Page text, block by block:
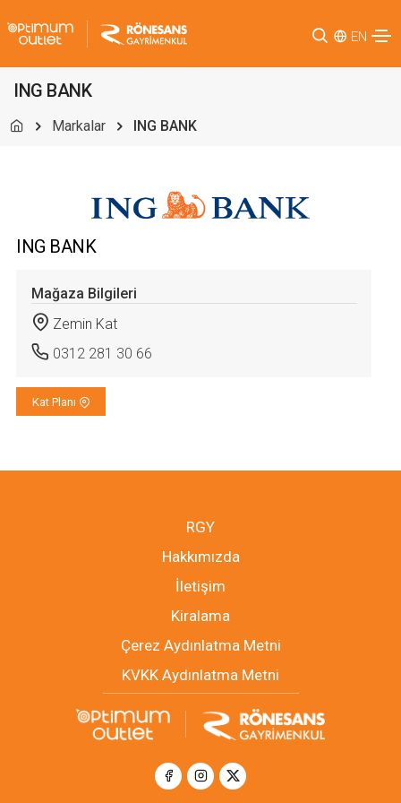
EN
ING BANK
Markalar ING BANK
ING BANK
Mağaza Bilgileri
Zemin Kat
0312 281 30 66
Kat Planı
RGY
Hakkımızda
İletişim
Kiralama
Çerez Aydınlatma Metni
KVKK Aydınlatma Metni